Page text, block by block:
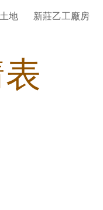
to navigation
地 新莊乙工廠房